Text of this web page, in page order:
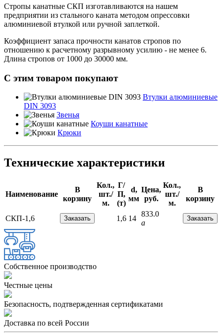
Стропы канатные СКП изготавливаются на нашем
предприятии из стального каната методом опрессовки
алюминиевой втулкой или ручной заплеткой.
Коэффициент запаса прочности канатов стропов по
отношению к расчетному разрывному усилию - не менее 6.
Длина стропов от 1000 до 30000 мм.
С этим товаром покупают
Втулки алюминиевые
DIN 3093
Звенья
Коуши канатные
Крюки
Технические характеристики
Наименование
В
корзину
Кол.,
шт./
м.
Г/
П,
(т)
d,
мм
Цена,
руб.
Кол.,
шт./
м.
В
корзину
СКП-1,6 1,6 14
833.0
a
Собственное производство
Чеcтные цены
Безопасность, подтвержденная сертификатами
Доставка по всей России